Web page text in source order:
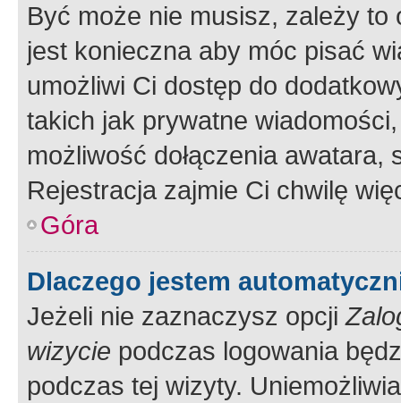
Być może nie musisz, zależy
jest konieczna aby móc pisać
umożliwi Ci dostęp do
takich jak prywatne
możliwość dołączenia
Rejestracja zajmie Ci chwilę
Góra
Dlaczego jestem
Jeżeli nie zaznaczysz opcji
wizycie podczas logowania
podczas tej wizyty.